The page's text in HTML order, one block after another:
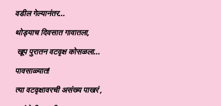
वडील गेल्यानंतर…
थोड्याच दिवसात गावातला,
खूप पुरातन वटवृक्ष कोसळला…
पावसाळ्यात!
त्या वटवृक्षावरची असंख्य पाखरं ,